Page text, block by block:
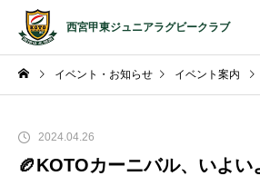
西宮甲東ジュニアラグビークラブ
イベント・お知らせ イベント案内
2024.04.26
🏉KOTOカーニバル、いよい